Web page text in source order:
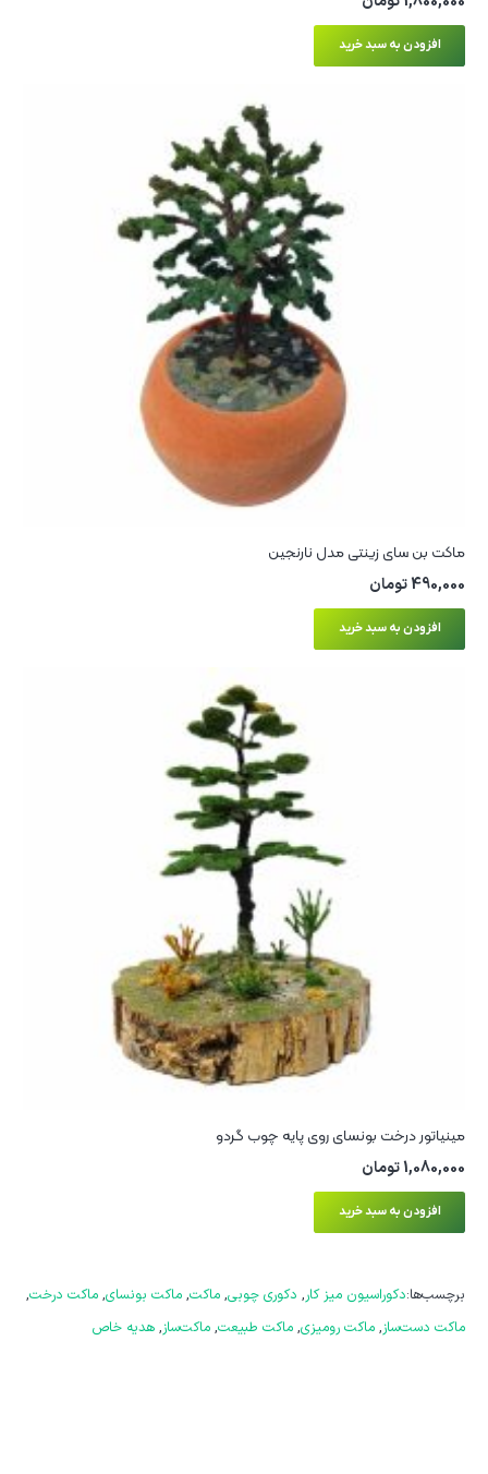
افزودن به سبد خرید
ماکت بن سای زینتی مدل نارنجین
490,000تومان
افزودن به سبد خرید
مینیاتور درخت بونسای روی پایه چوب گردو
1,080,000تومان
افزودن به سبد خرید
برچسب‌ها:دکوراسیون میز کار, دکوری چوبی, ماکت, ماکت بونسای, ماکت درخت,
ماکت دست‌ساز, ماکت رومیزی, ماکت طبیعت, ماکت‌ساز, هدیه خاص